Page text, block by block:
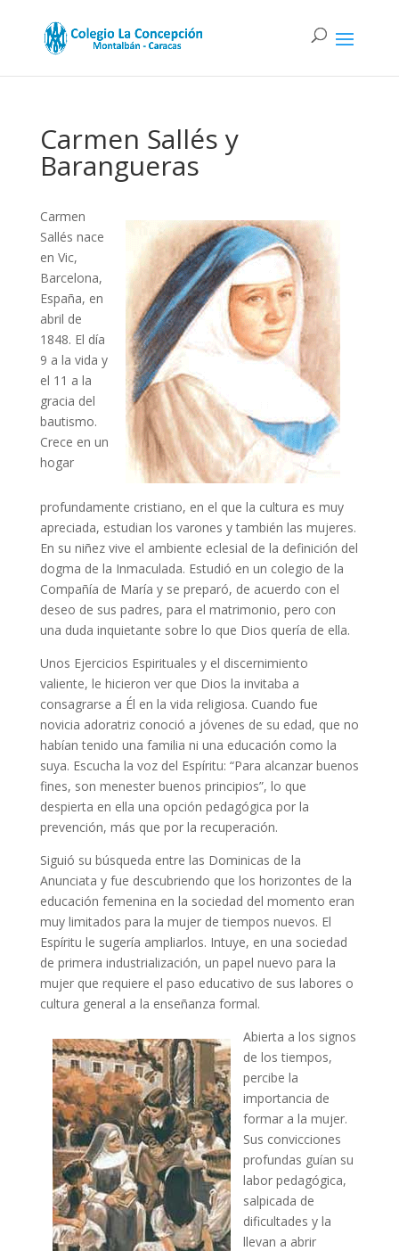
Carmen Sallés y
Barangueras
Carmen
Sallés nace
en Vic,
Barcelona,
España, en
abril de
1848. El día
9 a la vida y
el 11 a la
gracia del
bautismo.
Crece en un
hogar
profundamente cristiano, en el que la cultura es muy
apreciada, estudian los varones y también las mujeres.
En su niñez vive el ambiente eclesial de la definición del
dogma de la Inmaculada. Estudió en un colegio de la
Compañía de María y se preparó, de acuerdo con el
deseo de sus padres, para el matrimonio, pero con
una duda inquietante sobre lo que Dios quería de ella.
Unos Ejercicios Espirituales y el discernimiento
valiente, le hicieron ver que Dios la invitaba a
consagrarse a Él en la vida religiosa. Cuando fue
novicia adoratriz conoció a jóvenes de su edad, que no
habían tenido una familia ni una educación como la
suya. Escucha la voz del Espíritu: “Para alcanzar buenos
fines, son menester buenos principios”, lo que
despierta en ella una opción pedagógica por la
prevención, más que por la recuperación.
Siguió su búsqueda entre las Dominicas de la
Anunciata y fue descubriendo que los horizontes de la
educación femenina en la sociedad del momento eran
muy limitados para la mujer de tiempos nuevos. El
Espíritu le sugería ampliarlos. Intuye, en una sociedad
de primera industrialización, un papel nuevo para la
mujer que requiere el paso educativo de sus labores o
cultura general a la enseñanza formal.
Abierta a los signos
de los tiempos,
percibe la
importancia de
formar a la mujer.
Sus convicciones
profundas guían su
labor pedagógica,
salpicada de
dificultades y la
llevan a abrir